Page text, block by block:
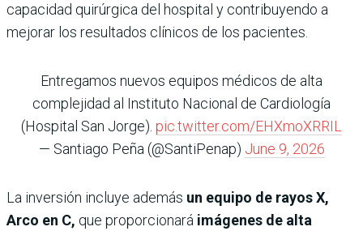
capacidad quirúrgica del hospital y contribuyendo a
mejorar los resultados clínicos de los pacientes.
Entregamos nuevos equipos médicos de alta
complejidad al Instituto Nacional de Cardiología
(Hospital San Jorge). pic.twitter.com/EHXmoXRRIL
— Santiago Peña (@SantiPenap) June 9, 2026
La inversión incluye además un equipo de rayos X,
Arco en C, que proporcionará imágenes de alta